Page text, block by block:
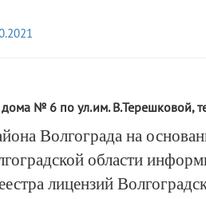
№ 6 по ул.им. В.Терешковой,
Волгограда на
области
лицензий